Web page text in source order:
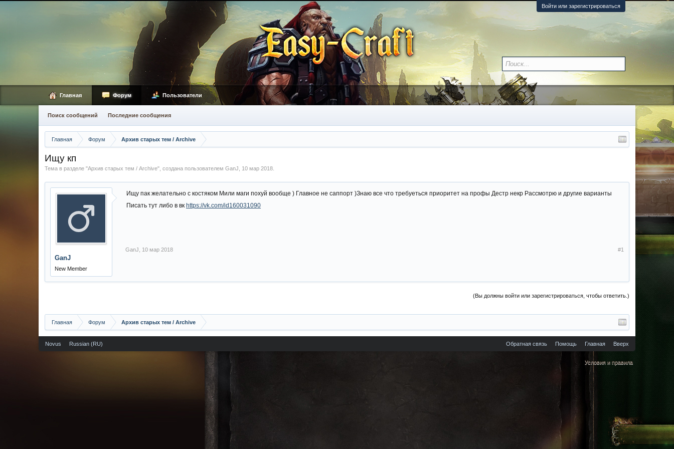
Войти или зарегистрироваться
Главная Форум Архив старых тем / Archive
Ищу кп
Тема в разделе "Архив старых тем / Archive", создана пользователем GanJ 10 мар 2018
GanJ
New Member
Ищу пак желательно с костяком Мили маги похуй вообще ) Главное не саппорт )Знаю все что требуеться приоритет на профы Дестр некр Рассмотрю и другие варианты
Писать тут либо в вк https://vk.com/id160031090
GanJ 10 мар 2018 #1
(Вы должны войти или зарегистрироваться, чтобы ответить.)
Главная Форум Архив старых тем / Archive
Главная Форум
Поиск сообщений Последние сообщения
Пользователи
Novus Russian (RU) Обратная связь Помощь Главная Вверх
Условия и правила